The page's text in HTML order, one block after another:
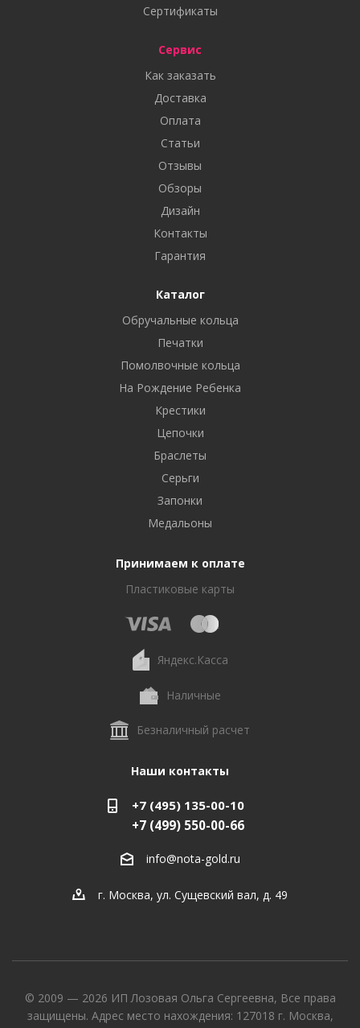
Сертификаты
Сервис
Как заказать
Доставка
Оплата
Статьи
Отзывы
Обзоры
Дизайн
Контакты
Гарантия
Каталог
Обручальные кольца
Печатки
Помолвочные кольца
На Рождение Ребенка
Крестики
Цепочки
Браслеты
Серьги
Запонки
Медальоны
Принимаем к оплате
Пластиковые карты
Яндекс.Касса
Наличные
Безналичный расчет
Наши контакты
+7 (495) 135-00-10
+7 (499) 550-00-66
info@nota-gold.ru
г. Москва, ул. Сущевский вал, д. 49
© 2009 — 2026 ИП Лозовая Ольга Сергеевна, Все права
защищены. Адрес место нахождения: 127018 г. Москва,